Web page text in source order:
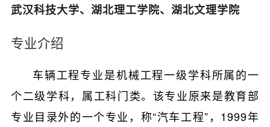
武汉科技大学、湖北理工学院、湖北文理学院
专业介绍
车辆工程专业是机械工程一级学科所属的一
个二级学科，属工科门类。该专业原来是教育部
专业目录外的一个专业，称“汽车工程”，1999年